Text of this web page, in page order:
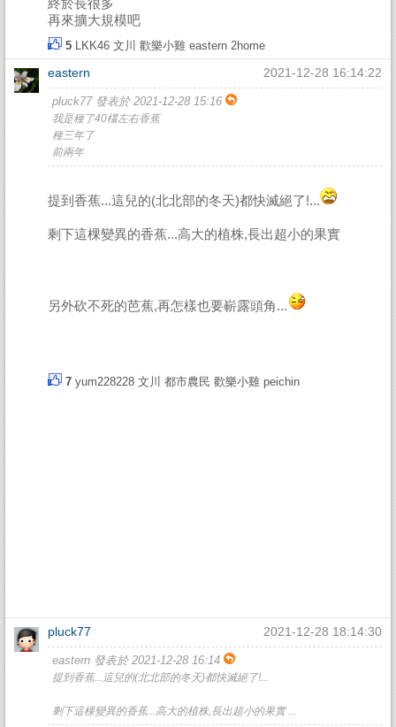
終於長很多
再來擴大規模吧
5 LKK46 文川 歡樂小雞 eastern 2home
eastern 2021-12-28 16:14:22
pluck77 發表於 2021-12-28 15:16
我是種了40欉左右香蕉
種三年了
前兩年
提到香蕉...這兒的(北北部的冬天)都快滅絕了!...
剩下這棵變異的香蕉...高大的植株,長出超小的果實
另外砍不死的芭蕉,再怎樣也要嶄露頭角...
7 yum228228 文川 都市農民 歡樂小雞 peichin
pluck77 2021-12-28 18:14:30
eastern 發表於 2021-12-28 16:14
提到香蕉...這兒的(北北部的冬天)都快滅絕了!...
剩下這棵變異的香蕉...高大的植株,長出超小的果實 ...